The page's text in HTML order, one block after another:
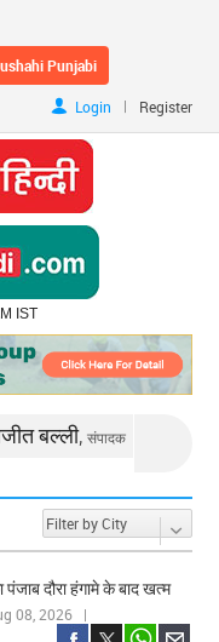
Punjabi
Login | Register
IST
बल्ली,संपादक
दौरा हंगामे के बाद खत्म
08, 2026 |